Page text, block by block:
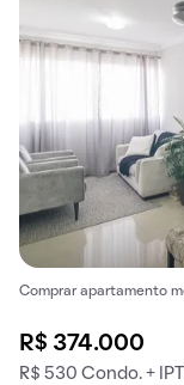
Comprar apartamento
R$ 374.000
R$ 530 Condo. +